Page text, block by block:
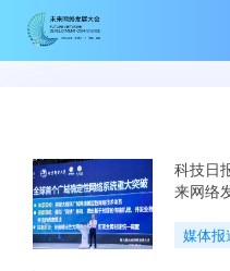
科技日
来网络
媒体报